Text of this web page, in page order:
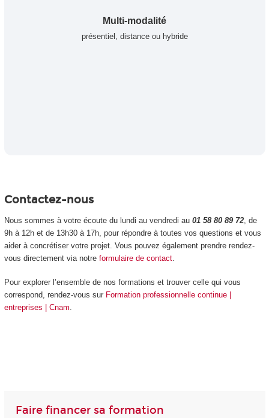
Multi-modalité
présentiel, distance ou hybride
Contactez-nous
Nous sommes à votre écoute du lundi au vendredi au 01 58 80 89 72, de
9h à 12h et de 13h30 à 17h, pour répondre à toutes vos questions et vous
aider à concrétiser votre projet. Vous pouvez également prendre rendez-
vous directement via notre formulaire de contact.
Pour explorer l’ensemble de nos formations et trouver celle qui vous
correspond, rendez-vous sur Formation professionnelle continue |
entreprises | Cnam.
Faire financer sa formation